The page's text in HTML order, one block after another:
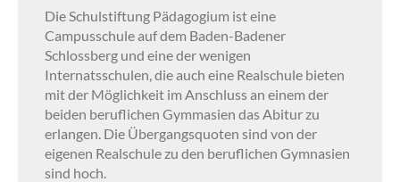
Die Schulstiftung Pädagogium ist eine
Campusschule auf dem Baden-Badener
Schlossberg und eine der wenigen
Internatsschulen, die auch eine Realschule bieten
mit der Möglichkeit im Anschluss an einem der
beiden beruflichen Gymmasien das Abitur zu
erlangen. Die Übergangsquoten sind von der
eigenen Realschule zu den beruflichen Gymnasien
sind hoch.